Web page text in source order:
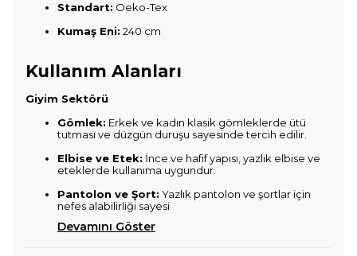
Standart: Oeko-Tex
Kumaş Eni: 240 cm
Kullanım Alanları
Giyim Sektörü
Gömlek: Erkek ve kadın klasik gömleklerde ütü
tutması ve düzgün duruşu sayesinde tercih edilir.
Elbise ve Etek: İnce ve hafif yapısı, yazlık elbise ve
eteklerde kullanıma uygundur.
Pantolon ve Şort: Yazlık pantolon ve şortlar için
nefes alabilirliği sayesi
Devamını Göster